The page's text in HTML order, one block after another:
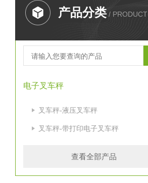
产品分类 / PRODUCT
电子叉车秤
叉车秤-液压叉车秤
叉车秤-带打印电子叉车秤
查看全部产品